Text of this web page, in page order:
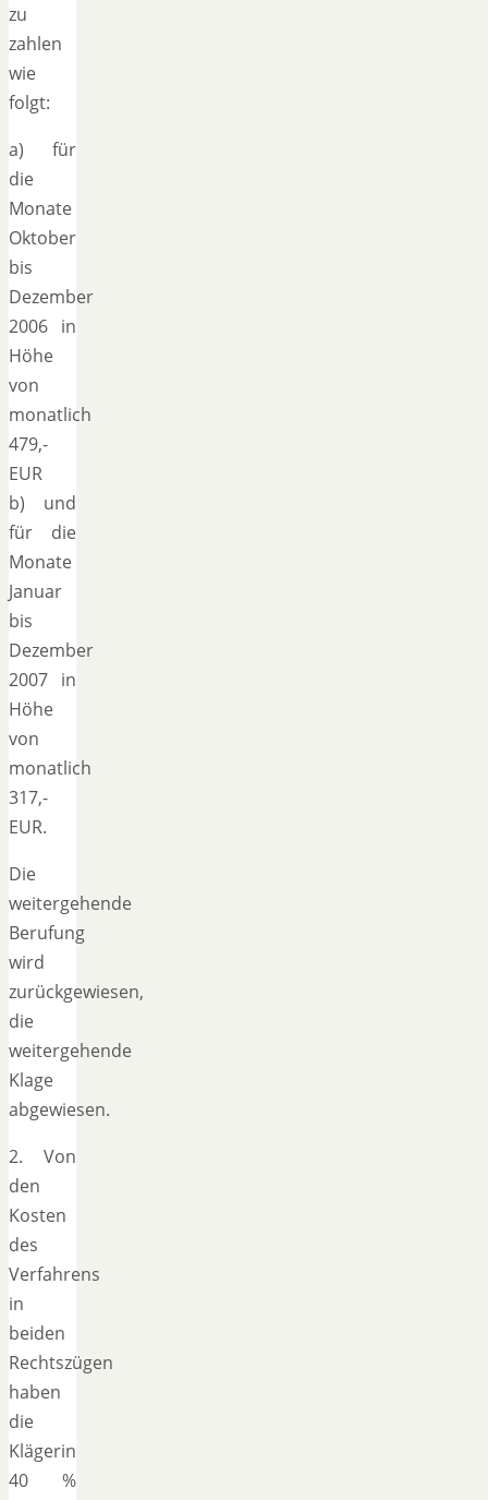
zu
zahlen
wie
folgt:
a) für
die
Monate
Oktober
bis
Dezember
2006 in
Höhe
von
monatlich
479,-
EUR
b) und
für die
Monate
Januar
bis
Dezember
2007 in
Höhe
von
monatlich
317,-
EUR.
Die
weitergehende
Berufung
wird
zurückgewiesen,
die
weitergehende
Klage
abgewiesen.
2. Von
den
Kosten
des
Verfahrens
in
beiden
Rechtszügen
haben
die
Klägerin
40 %